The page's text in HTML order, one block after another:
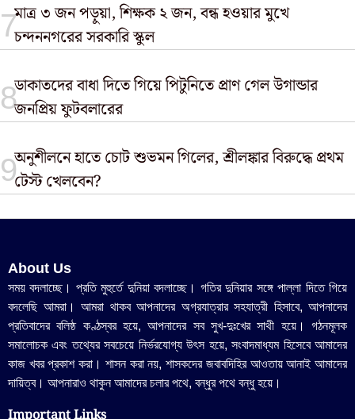
মাত্র ৩ জন পড়ুয়া, শিক্ষক ২ জন, বন্ধ হওয়ার মুখে
চন্দননগরের সরকারি স্কুল
ডাকাতদের বাধা দিতে গিয়ে পিটুনিতে প্রাণ গেল উগান্ডার
জনপ্রিয় ফুটবলারের
অনুশীলনে হাতে চোট শুভমন গিলের, শ্রীলঙ্কার বিরুদ্ধে প্রথম
টেস্ট খেলবেন?
About Us
সময় বদলাচ্ছে। প্রতি মুহুর্তে দুনিয়া বদলাচ্ছে। গতির দুনিয়ার সঙ্গে পাল্লা দিতে গিয়ে
বদলেছি আমরা। আমরা থাকব আপনাদের অগ্রযাত্রার সহযাত্রী হিসাবে, আপনাদের
প্রতিবাদের বলিষ্ঠ কণ্ঠস্বর হয়ে, আপনাদের সব সুখ-দুঃখের সাথী হয়ে। গঠনমূলক
সমালোচক এবং তথ্যের সবচেয়ে নির্ভরযোগ্য উ‍ৎস হয়ে, সংবাদমাধ্যম হিসেবে আমাদের
কাজ খবর প্রকাশ করা। শাসন করা নয়, শাসকদের জবাবদিহির আওতায় আনাই আমাদের
দায়িত্ব। আপনারাও থাকুন আমাদের চলার পথে, বন্ধুর পথে বন্ধু হয়ে।